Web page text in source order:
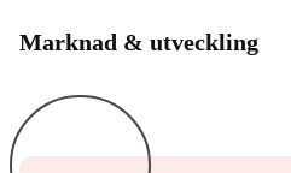
Marknad & utveckling